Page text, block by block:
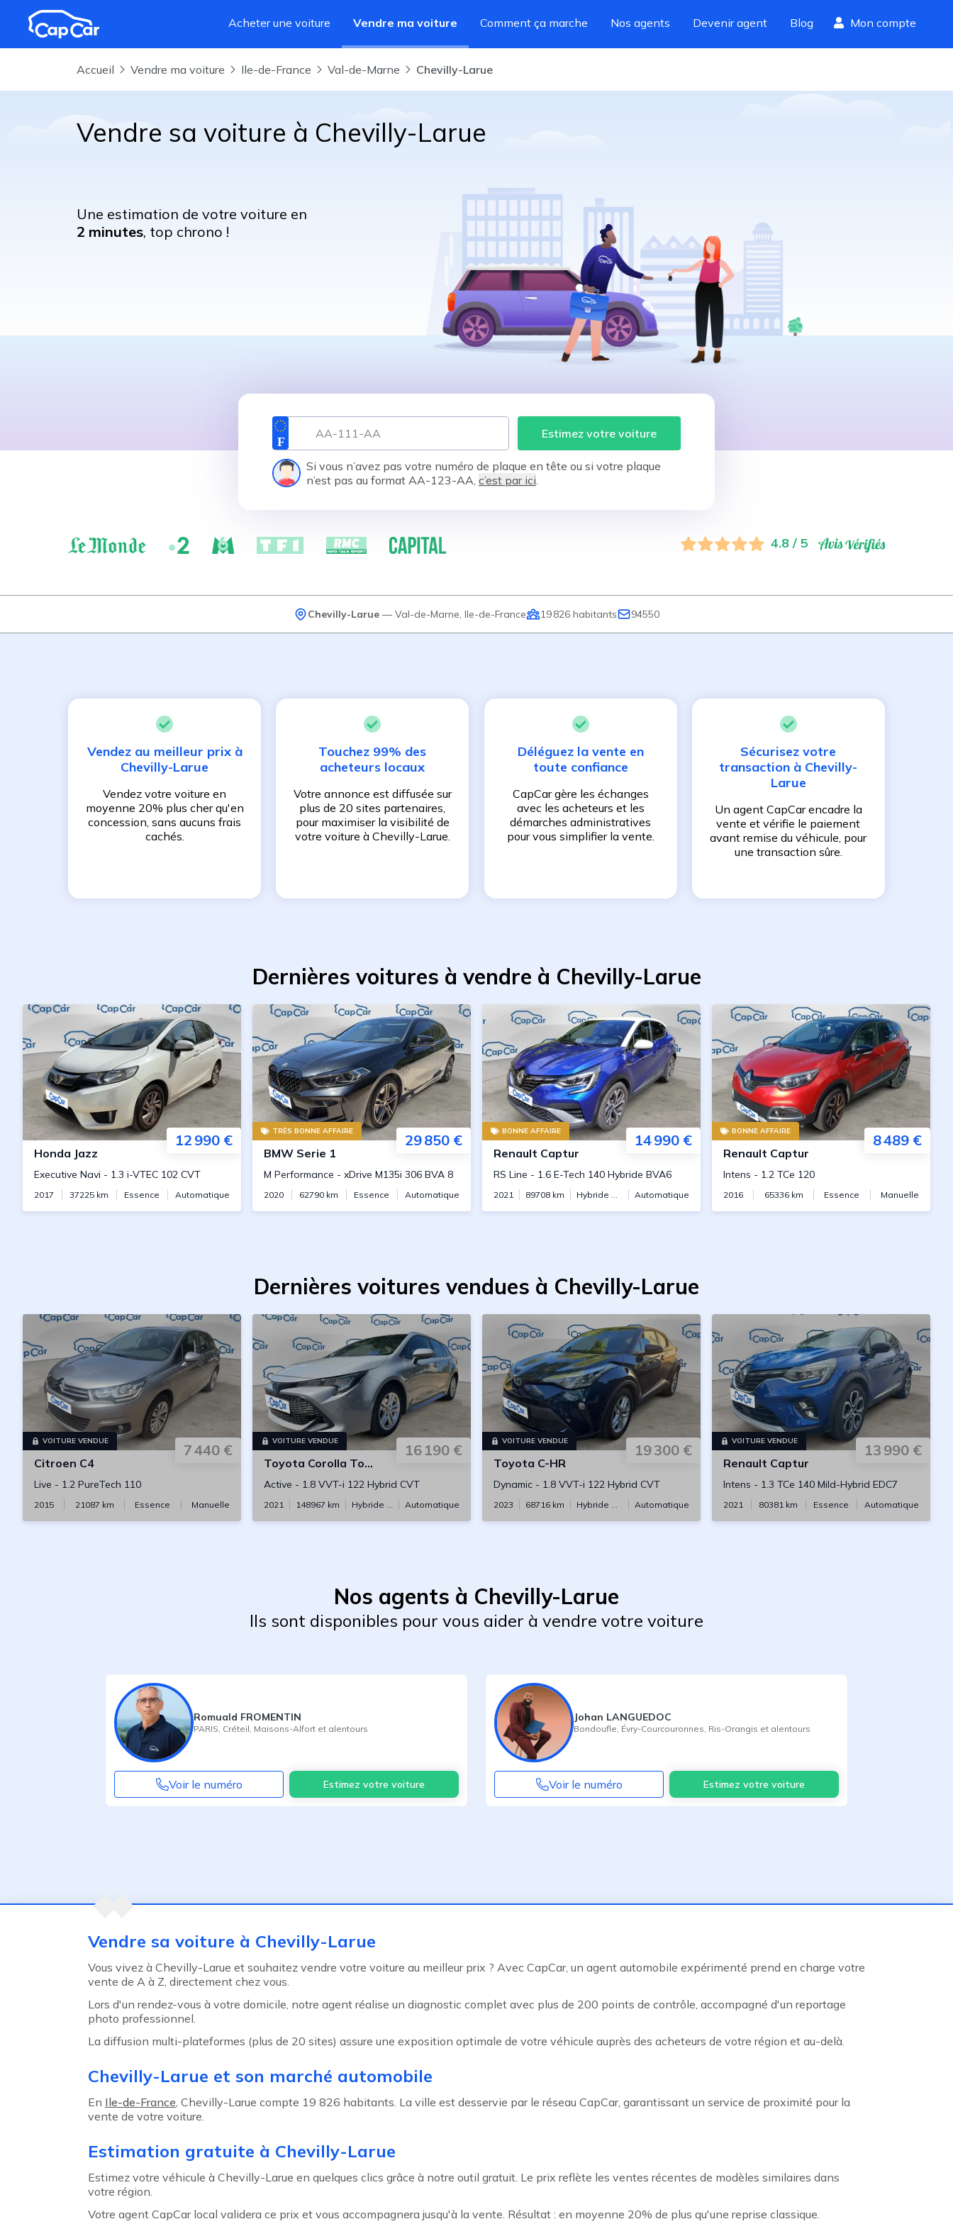
Aller au contenu principal
Acheter une voiture
Vendre ma voiture Comment ça marche Nos agents Devenir agent Blog Mon compte
Accueil Vendre ma voiture Ile-de-France Val-de-Marne Chevilly-Larue
Vendre sa voiture à Chevilly-Larue
Une estimation de votre voiture en
2 minutes, top chrono !
Estimez votre voiture
Si vous n’avez pas votre numéro de plaque en tête ou si votre plaque
n’est pas au format AA-123-AA, c’est par ici.
4.8 / 5
Chevilly-Larue — Val-de-Marne Ile-de-France 19 826 habitants 94550
Vendez au meilleur prix à
Chevilly-Larue
Vendez votre voiture en
moyenne 20% plus cher qu'en
concession, sans aucuns frais
cachés.
Touchez 99% des
acheteurs locaux
Votre annonce est diffusée sur
plus de 20 sites partenaires,
pour maximiser la visibilité de
votre voiture à Chevilly-Larue.
Déléguez la vente en
toute confiance
CapCar gère les échanges
avec les acheteurs et les
démarches administratives
pour vous simplifier la vente.
Sécurisez votre
transaction à Chevilly-
Larue
Un agent CapCar encadre la
vente et vérifie le paiement
avant remise du véhicule, pour
une transaction sûre.
Dernières voitures à vendre à Chevilly-Larue
12 990 €
Honda Jazz
Executive Navi - 1.3 i-VTEC 102 CVT
2017 37225 km Essence Automatique
TRÈS BONNE AFFAIRE
29 850 €
BMW Serie 1
M Performance - xDrive M135i 306 BVA 8
2020 62790 km Essence Automatique
BONNE AFFAIRE
14 990 €
Renault Captur
RS Line - 1.6 E-Tech 140 Hybride BVA6
2021 89708 km Hybride essence Automatique
BONNE AFFAIRE
8 489 €
Renault Captur
Intens - 1.2 TCe 120
2016 65336km Essence Manuelle
Dernières voitures vendues à Chevilly-Larue
VOITURE VENDUE
7 440 €
Citroen C4
Live - 1.2 PureTech 110
2015 21087 km Essence Manuelle
VOITURE VENDUE
16 190 €
Toyota Corolla Touring Sports
Active - 1.8 VVT-i 122 Hybrid CVT
2021 148967 km Hybride essence Automatique
VOITURE VENDUE
19 300 €
Toyota C-HR
Dynamic - 1.8 VVT-i 122 Hybrid CVT
2023 68716 km Hybride essence Automatique
VOITURE VENDUE
13 990 €
Renault Captur
Intens - 1.3 TCe 140 Mild-Hybrid EDC7
2021 80381 km Essence Automatique
Nos agents à Chevilly-Larue
Ils sont disponibles pour vous aider à vendre votre voiture
Romuald FROMENTIN
PARIS Créteil Maisons-Alfort et alentours
Voir le numéro Estimez votre voiture
Johan LANGUEDOC
Bondoufle Évry-Courcouronnes Ris-Orangis et alentours
Voir le numéro Estimez votre voiture
Agent précédentVendre sa voiture à Chevilly-Larue
Vous vivez à Chevilly-Larue et souhaitez vendre votre voiture au meilleur prix ? Avec CapCar, un agent automobile expérimenté prend en charge votre
vente de A à Z, directement chez vous.
Lors d'un rendez-vous à votre domicile, notre agent réalise un diagnostic complet avec plus de 200 points de contrôle, accompagné d'un reportage
photo professionnel.
La diffusion multi-plateformes (plus de 20 sites) assure une exposition optimale de votre véhicule auprès des acheteurs de votre région et au-delà.
Chevilly-Larue et son marché automobile
En Ile-de-France, Chevilly-Larue compte 19 826 habitants. La ville est desservie par le réseau CapCar, garantissant un service de proximité pour la
vente de votre voiture.
Estimation gratuite à Chevilly-Larue
Estimez votre véhicule à Chevilly-Larue en quelques clics grâce à notre outil gratuit. Le prix reflète les ventes récentes de modèles similaires dans
votre région.
Votre agent CapCar local validera ce prix et vous accompagnera jusqu'à la vente. Résultat : en moyenne 20% de plus qu'une reprise classique.